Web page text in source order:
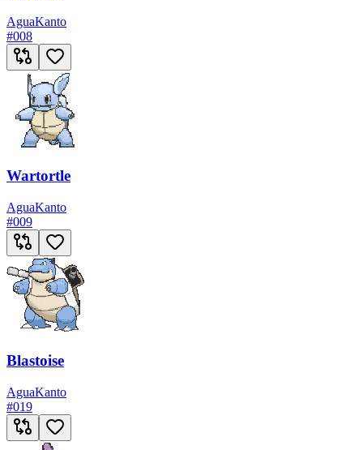
AguaKanto
#008
Wartortle
AguaKanto
#009
Blastoise
AguaKanto
#019